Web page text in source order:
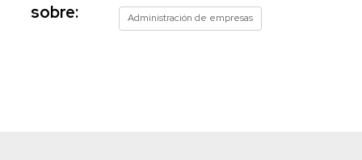
sobre:
Administración de empresas